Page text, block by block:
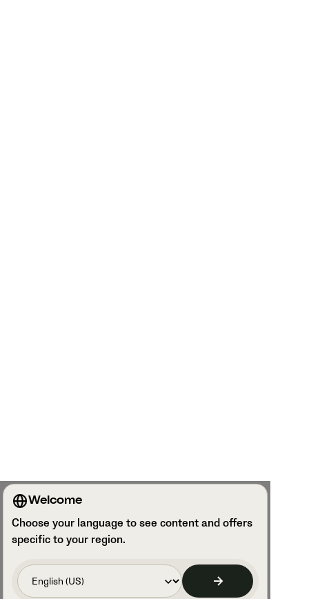
Welcome
Choose your language to see content and offers
specific to your region.